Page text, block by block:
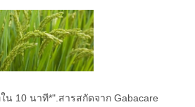
น 10 นาที*".สารสกัดจาก Gabacare